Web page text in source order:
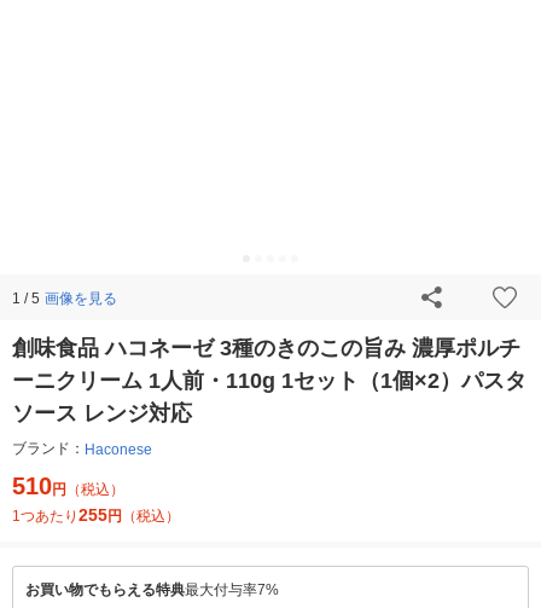
1 / 5 画像を見る
創味食品 ハコネーゼ 3種のきのこの旨み 濃厚ポルチ
ーニクリーム 1人前・110g 1セット（1個×2）パスタ
ソース レンジ対応
ブランド： Haconese
510円
（税込）
1つあたり 255円 （税込）
お買い物でもらえる特典最大付与率7%